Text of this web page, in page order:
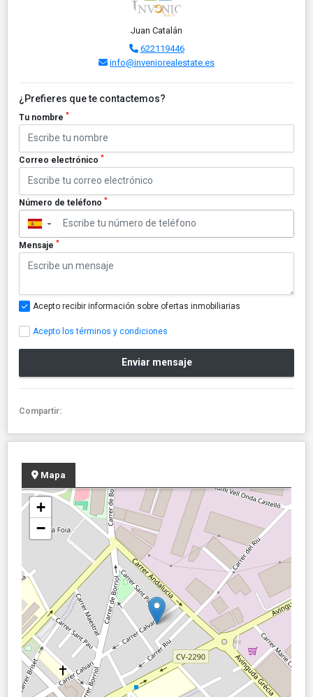
Juan Catalán
622119446
info@inveniorealestate.es
¿Prefieres que te contactemos?
Tu nombre *
Correo electrónico *
Número de teléfono *
▼
Mensaje *
Acepto recibir información sobre ofertas inmobiliarias
Acepto los términos y condiciones
Enviar mensaje
Compartir:
Mapa
+
−